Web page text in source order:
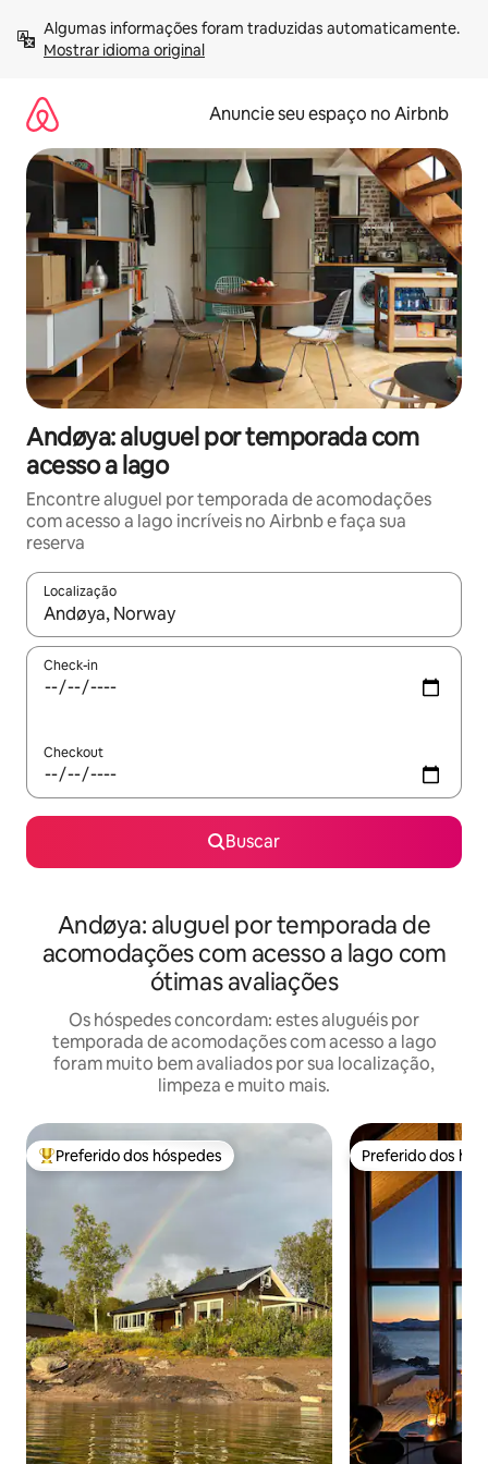
para
Mostrar idioma original
Anuncie seu espaço no Airbnb
Andøya: aluguel por temporada com
acesso a lago
Encontre aluguel por temporada de acomodações
com acesso a lago incríveis no Airbnb e faça sua
reserva
Localização
Quando os resultados estiverem disponíveis, explore-os
Check-in
Checkout
Buscar
Andøya: aluguel por temporada de
acomodações com acesso a lago com
ótimas avaliações
Os hóspedes concordam: estes aluguéis por
temporada de acomodações com acesso a lago
foram muito bem avaliados por sua localização,
limpeza e muito mais.
Entre os melhores preferidos dos hóspedes
Preferido dos hóspedes Preferido dos
Preferido dos